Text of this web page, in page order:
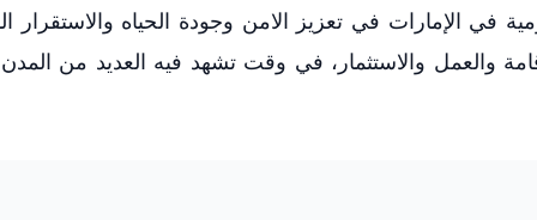
في الإمارات في تعزيز الامن وجودة الحياه والاستقرار
والعمل والاستثمار، في وقت تشهد فيه العديد من المدن